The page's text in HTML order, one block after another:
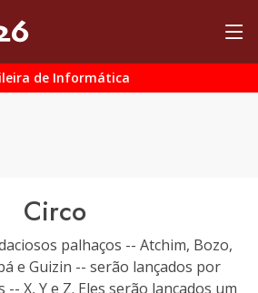
de Informática
Circo
palhaços -- Atchim, Bozo,
e Guizin -- serão lançados por
X, Y e Z. Eles serão lançados um